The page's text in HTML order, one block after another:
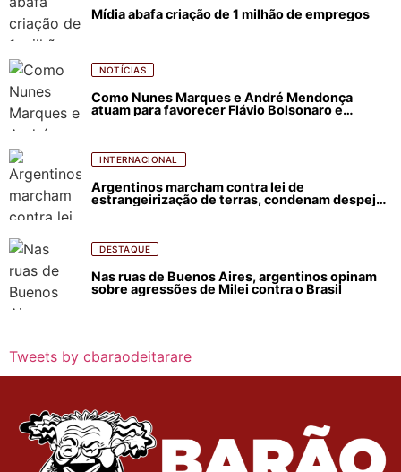
Mídia abafa criação de 1 milhão de empregos
NOTÍCIAS
Como Nunes Marques e André Mendonça
atuam para favorecer Flávio Bolsonaro e
INTERNACIONAL
Argentinos marcham contra lei de
estrangeirização de terras, condenam despejos
DESTAQUE
Nas ruas de Buenos Aires, argentinos opinam
sobre agressões de Milei contra o Brasil
Tweets by cbaraodeitarare